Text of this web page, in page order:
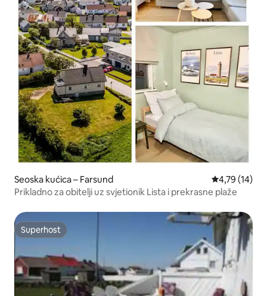
Seoska kućica – Farsund Prosječna
4,79 (14)
Prikladno za obitelji uz svjetionik Lista i prekrasne plaže
Superhost
Superhost